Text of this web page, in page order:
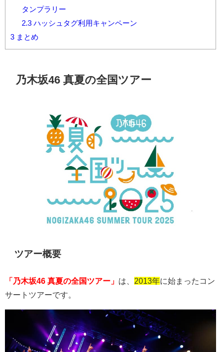
タンプラリー
2.3ハッシュタグ利用キャンペーン
3 まとめ
乃木坂46 真夏の全国ツアー
ツアー概要
「乃木坂46 真夏の全国ツアー」 は、 2013年に始まったコン
サートツアーです。